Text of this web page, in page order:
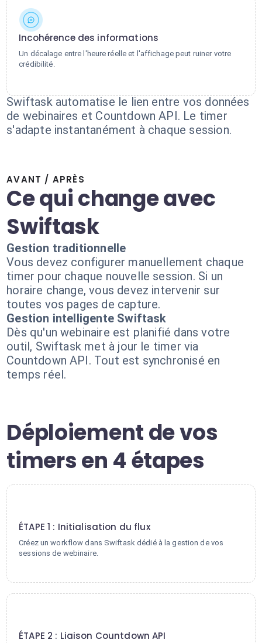
Incohérence des informations
Un décalage entre l'heure réelle et l'affichage peut ruiner votre
crédibilité.
Swiftask automatise le lien entre vos données
de webinaires et Countdown API. Le timer
s'adapte instantanément à chaque session.
AVANT / APRÈS
Ce qui change avec
Swiftask
Gestion traditionnelle
Vous devez configurer manuellement chaque
timer pour chaque nouvelle session. Si un
horaire change, vous devez intervenir sur
toutes vos pages de capture.
Gestion intelligente Swiftask
Dès qu'un webinaire est planifié dans votre
outil, Swiftask met à jour le timer via
Countdown API. Tout est synchronisé en
temps réel.
Déploiement de vos
timers en 4 étapes
ÉTAPE 1 : Initialisation du flux
Créez un workflow dans Swiftask dédié à la gestion de vos
sessions de webinaire.
ÉTAPE 2 : Liaison Countdown API